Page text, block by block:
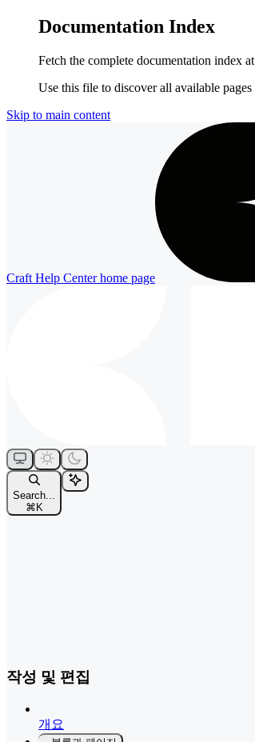
Documentation Index
Fetch the complete documentation index
Use this file to discover all available
Skip to main content
Craft Help Centerhome page
Search...
⌘ K
작성 및 편집
개요